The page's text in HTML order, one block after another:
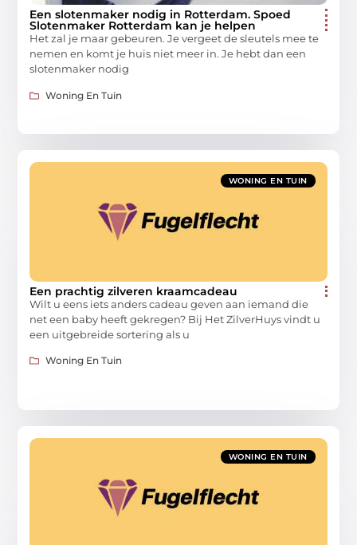
Een slotenmaker nodig in Rotterdam. Spoed
Slotenmaker Rotterdam kan je helpen
Het zal je maar gebeuren. Je vergeet de sleutels mee te
nemen en komt je huis niet meer in. Je hebt dan een
slotenmaker nodig
Woning En Tuin
WONING EN TUIN
Een prachtig zilveren kraamcadeau
Wilt u eens iets anders cadeau geven aan iemand die
net een baby heeft gekregen? Bij Het ZilverHuys vindt u
een uitgebreide sortering als u
Woning En Tuin
WONING EN TUIN